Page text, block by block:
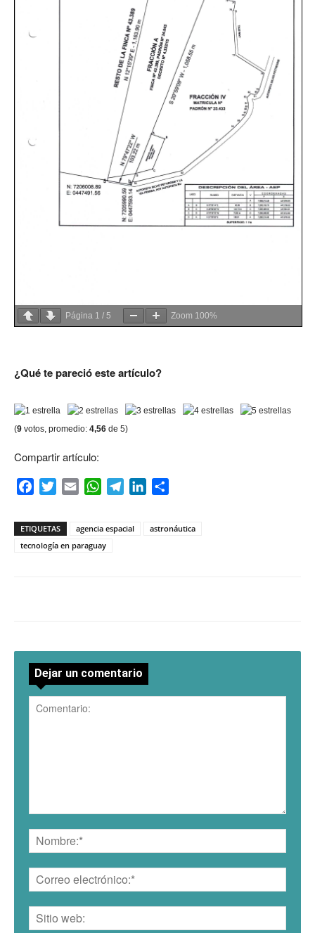
Página 1 / 5 Zoom 100%
¿Qué te pareció este artículo?
(9 votos, promedio: 4,56 de 5)
Compartir artículo:
FacebookTwitterEmail WhatsAppTelegramLinkedIn
ETIQUETAS agencia espacial
astronáutica
tecnología en paraguay
Dejar un comentario